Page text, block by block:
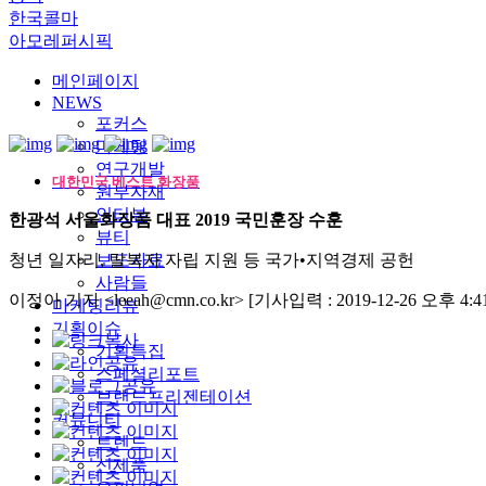
한국콜마
아모레퍼시픽
메인페이지
NEWS
포커스
마케팅
연구개발
원부자재
인터뷰
뷰티
보도자료
사람들
마케팅리뷰
기획이슈
기획특집
스페셜리포트
브랜드프리젠테이션
커뮤니티
트렌드
신제품
대한민국 베스트 화장품
한광석 서울화장품 대표 2019 국민훈장 수훈
청년 일자리, 탈북자 자립 지원 등 국가•지역경제 공헌
이정아 기자 <leeah@cmn.co.kr> [기사입력 : 2019-12-26 오후